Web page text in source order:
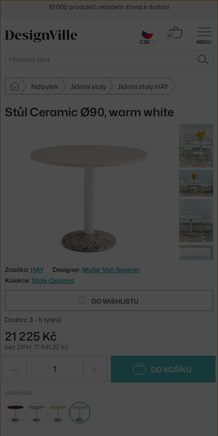
MENU
Hledat
0
Košík
Nábytek Jídelní stoly Jídelní stoly HAY
Stůl Ceramic Ø90, warm white
Značka: HAY Designer: Muller Van Severen
Kolekce: Stoly Ceramic
DO WISHLISTU
Dodání: 3 - 5 týdnů
21 225 Kč
bez DPH: 17 541,32 Kč
DO KOŠÍKU
VARIANTA
30 dní na vrácení zboží
CZK